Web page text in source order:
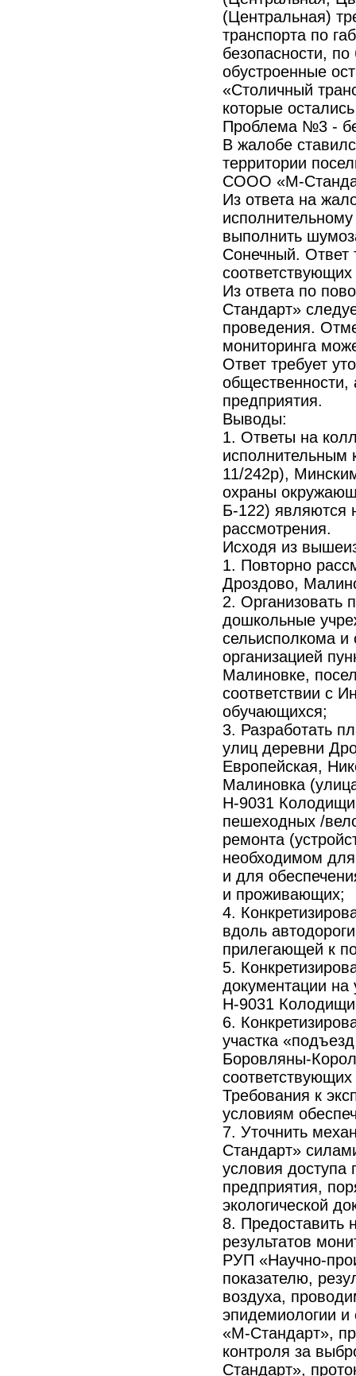
(Центральная)
транспорта по
безопасности, по
обустроенные
«Столичный
которые
Проблема №3 -
В жалобе
территории
СООО «М-
Из ответа на
выполнить
Сонечный. Ответ
соответствующих
Из ответа по
Стандарт»
проведения.
мониторинга
Ответ требует
общественности,
предприятия.
Выводы:
1. Ответы на
исполнительным
11/242р),
охраны
Б-122) являются
рассмотрения.
Исходя из
1. Повторно
Дроздово,
2. Организовать
дошкольные
сельисполкома и
организацией
Малиновке,
соответствии с
обучающихся;
3. Разработать
улиц деревни
Европейская,
Малиновка
Н-9031
пешеходных /
ремонта
необходимом для
и для
и проживающих;
4.
вдоль
прилегающей к
5.
документации на
Н-9031
6.
участка
Боровляны-
Требования к
условиям
7. Уточнить
Стандарт»
условия доступа
предприятия,
экологической
8. Предоставить
результатов
РУП «Научно-
показателю,
воздуха,
эпидемиологии
«М-Стандарт»,
контроля за
Стандарт»,